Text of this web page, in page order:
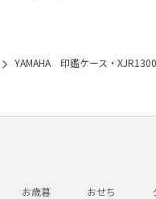
YAMAHA 印鑑ケース・XJR1300
お歳暮 おせち